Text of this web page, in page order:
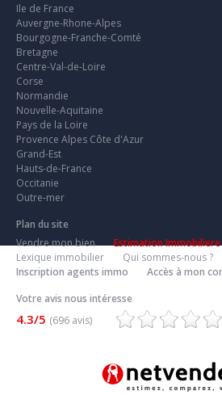
Ile de France
Auvergne-Rhone-Alpes
Bourgogne-Franche-Comté
Bretagne
Centre-Val-de-Loire
Corse
Normandie
Nouvelle-Aquitaine
Pays de la Loire
Provence Alpes Côte d'Azur
Grand-Est
Hauts-de-France
Occitanie
Outre-mer
Plan du site
Vendre mon bien
Estimation Immobiliere
Lexique immobilier
Qui sommes-nous ?
Inscription agents immo
Accès à mon
Votre avis nous intéresse
4.3/5 (696 avis)